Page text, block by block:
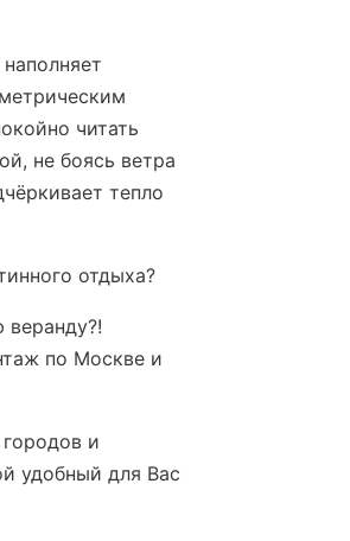
читать
не боясь ветра
тепло
отдыха?
по Москве и
и
удобный для Вас